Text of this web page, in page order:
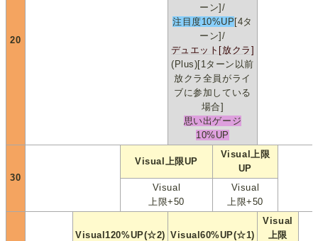
20
ーン]/
注目度10%UP [4タ
ーン]/
デュエット[放クラ]
(Plus)[1ターン以前
放クラ全員がライ
ブに参加している
場合]
思い出ゲージ
10%UP
30
Visual上限UP
Visual上限
UP
Visual
上限+50
Visual
上限+50
Visual120%UP(☆2) Visual60%UP(☆1)
Visual
上限